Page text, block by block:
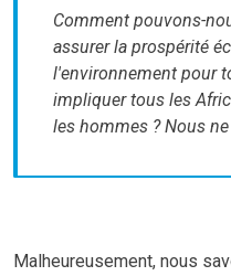
Comment pouvons-
assurer la prospérité
l'environnement pour
impliquer tous les
les hommes ? Nous
Malheureusement, nous